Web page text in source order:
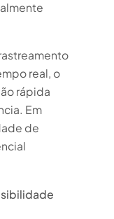
real, o
rápida
Em
de